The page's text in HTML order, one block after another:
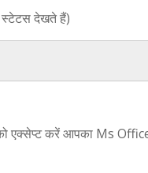
देखते हैं)
करें आपका Ms Office